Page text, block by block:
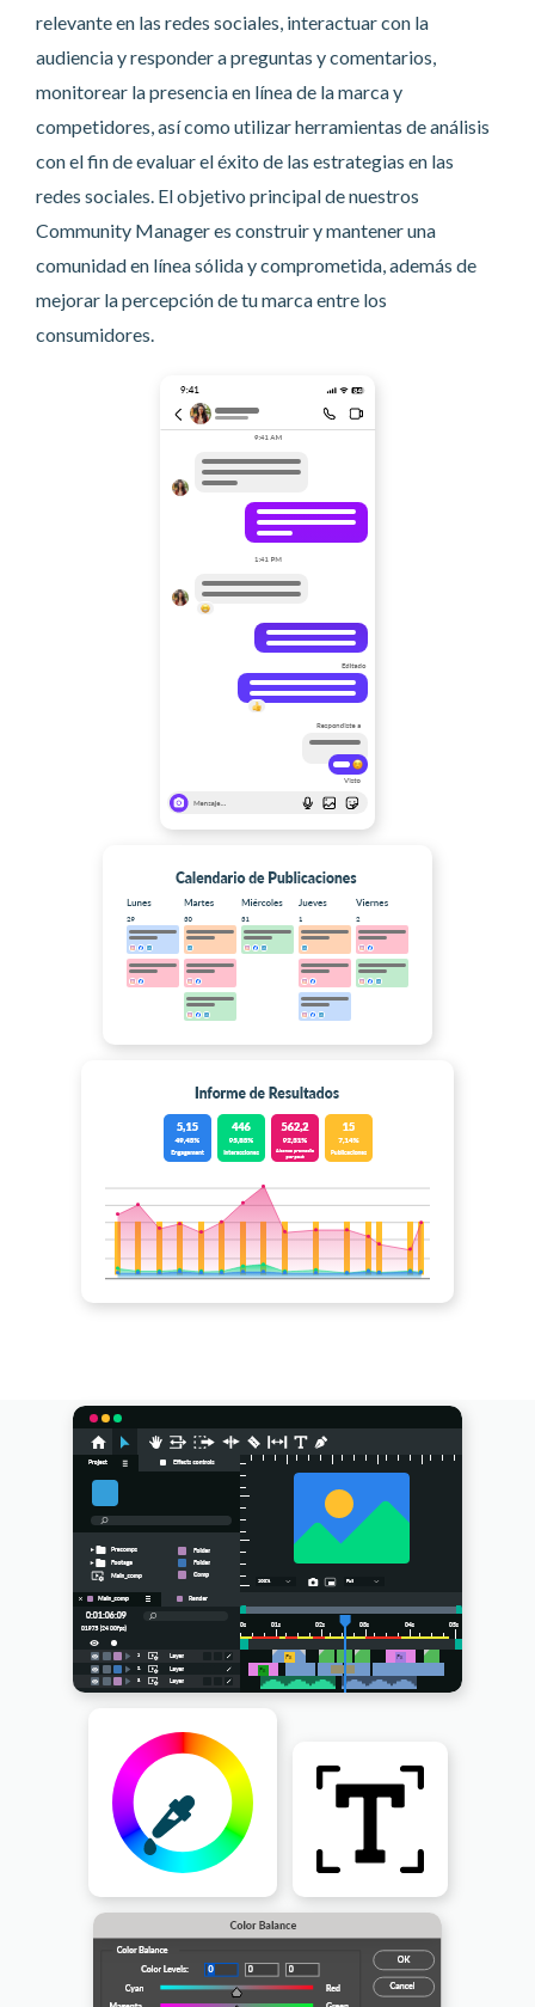
relevante en las redes sociales, interactuar con la
audiencia y responder a preguntas y comentarios,
monitorear la presencia en línea de la marca y
competidores, así como utilizar herramientas de análisis
con el fin de evaluar el éxito de las estrategias en las
redes sociales. El objetivo principal de nuestros
Community Manager es construir y mantener una
comunidad en línea sólida y comprometida, además de
mejorar la percepción de tu marca entre los
consumidores.